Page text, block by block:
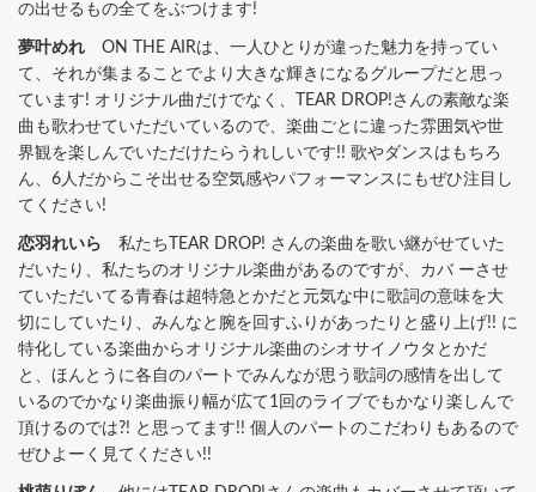
の出せるもの全てをぶつけます!
夢叶めれ ON THE AIRは、一人ひとりが違った魅力を持ってい
て、それが集まることでより大きな輝きになるグループだと思っ
ています! オリジナル曲だけでなく、TEAR DROP!さんの素敵な楽
曲も歌わせていただいているので、楽曲ごとに違った雰囲気や世
界観を楽しんでいただけたらうれしいです!! 歌やダンスはもちろ
ん、6人だからこそ出せる空気感やパフォーマンスにもぜひ注目し
てください!
恋羽れいら 私たちTEAR DROP! さんの楽曲を歌い継がせていた
だいたり、私たちのオリジナル楽曲があるのですが、カバ ーさせ
ていただいてる青春は超特急とかだと元気な中に歌詞の意味を大
切にしていたり、みんなと腕を回すふりがあったりと盛り上げ!! に
特化している楽曲からオリジナル楽曲のシオサイノウタとかだ
と、ほんとうに各自のパートでみんなが思う歌詞の感情を出して
いるのでかなり楽曲振り幅が広て1回のライブでもかなり楽しんで
頂けるのでは?! と思ってます!! 個人のパートのこだわりもあるので
ぜひよーく見てください!!